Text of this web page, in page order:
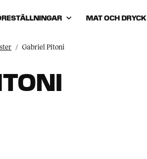
MAT OCH DRYCK
Gabriel Pitoni